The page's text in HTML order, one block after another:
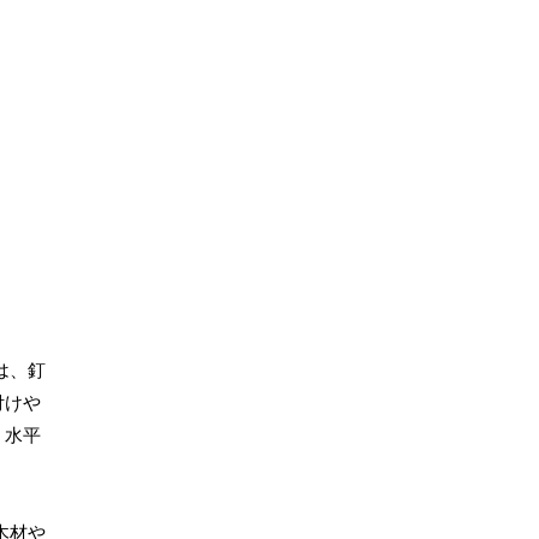
、釘
けや
水平
材や